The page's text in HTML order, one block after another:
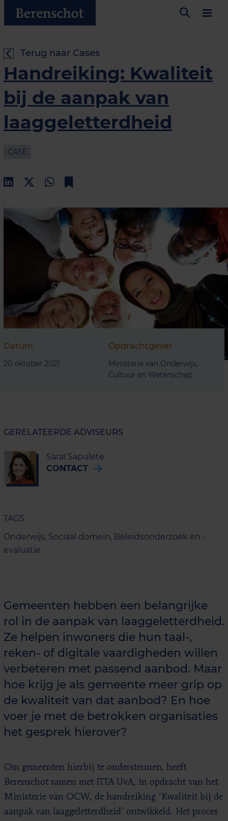
Terug naar Cases
Handreiking: Kwaliteit
bij de aanpak van
laaggeletterdheid
CASE
Datum
20 oktober 2021
Opdrachtgever
Ministerie van Onderwijs,
Cultuur en Wetenschap
GERELATEERDE ADVISEURS
Saraï Sapulete
CONTACT
TAGS
Onderwijs, Sociaal domein, Beleidsonderzoek en -
evaluatie
Gemeenten hebben een belangrijke
rol in de aanpak van laaggeletterdheid.
Ze helpen inwoners die hun taal-,
reken- of digitale vaardigheden willen
verbeteren met passend aanbod. Maar
hoe krijg je als gemeente meer grip op
de kwaliteit van dat aanbod? En hoe
voer je met de betrokken organisaties
het gesprek hierover?
Om gemeenten hierbij te ondersteunen, heeft
Berenschot samen met ITTA UvA, in opdracht van het
Ministerie van OCW, de handreiking ‘Kwaliteit bij de
aanpak van laaggeletterdheid’ ontwikkeld. Het proces